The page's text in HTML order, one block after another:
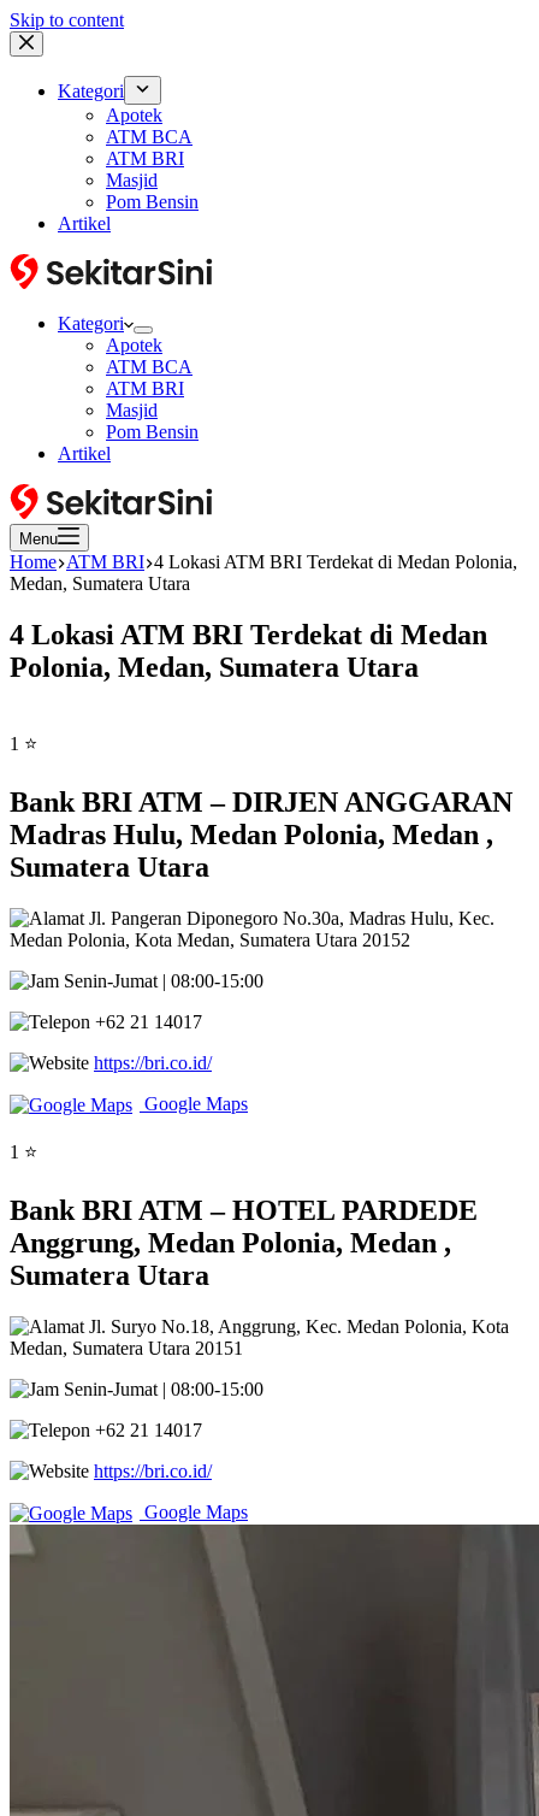
Skip to content
Kategori
Apotek
ATM BCA
ATM BRI
Masjid
Pom Bensin
Artikel
Kategori
Apotek
ATM BCA
ATM BRI
Masjid
Pom Bensin
Artikel
Menu
Home ATM BRI 4 Lokasi ATM BRI Terdekat di Medan Polonia,
Medan, Sumatera Utara
4 Lokasi ATM BRI Terdekat di Medan
Polonia, Medan, Sumatera Utara
1 ⭐
Bank BRI ATM – DIRJEN ANGGARAN
Madras Hulu, Medan Polonia, Medan ,
Sumatera Utara
Jl. Pangeran Diponegoro No.30a, Madras Hulu, Kec.
Medan Polonia, Kota Medan, Sumatera Utara 20152
Senin-Jumat | 08:00-15:00
+62 21 14017
https://bri.co.id/
Google Maps
1 ⭐
Bank BRI ATM – HOTEL PARDEDE
Anggrung, Medan Polonia, Medan ,
Sumatera Utara
Jl. Suryo No.18, Anggrung, Kec. Medan Polonia, Kota
Medan, Sumatera Utara 20151
Senin-Jumat | 08:00-15:00
+62 21 14017
https://bri.co.id/
Google Maps